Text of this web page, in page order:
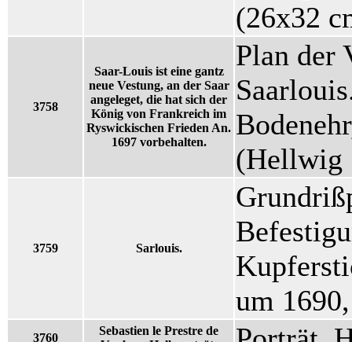
(26x32
3758
Saar-Louis ist eine gantz
neue Vestung, an der Saar
angeleget, die hat sich der
König von Frankreich im
Ryswickischen Frieden An.
1697 vorbehalten.
Plan der
(Hellwig
3759 Sarlouis.
um
3760
Sebastien le Prestre de